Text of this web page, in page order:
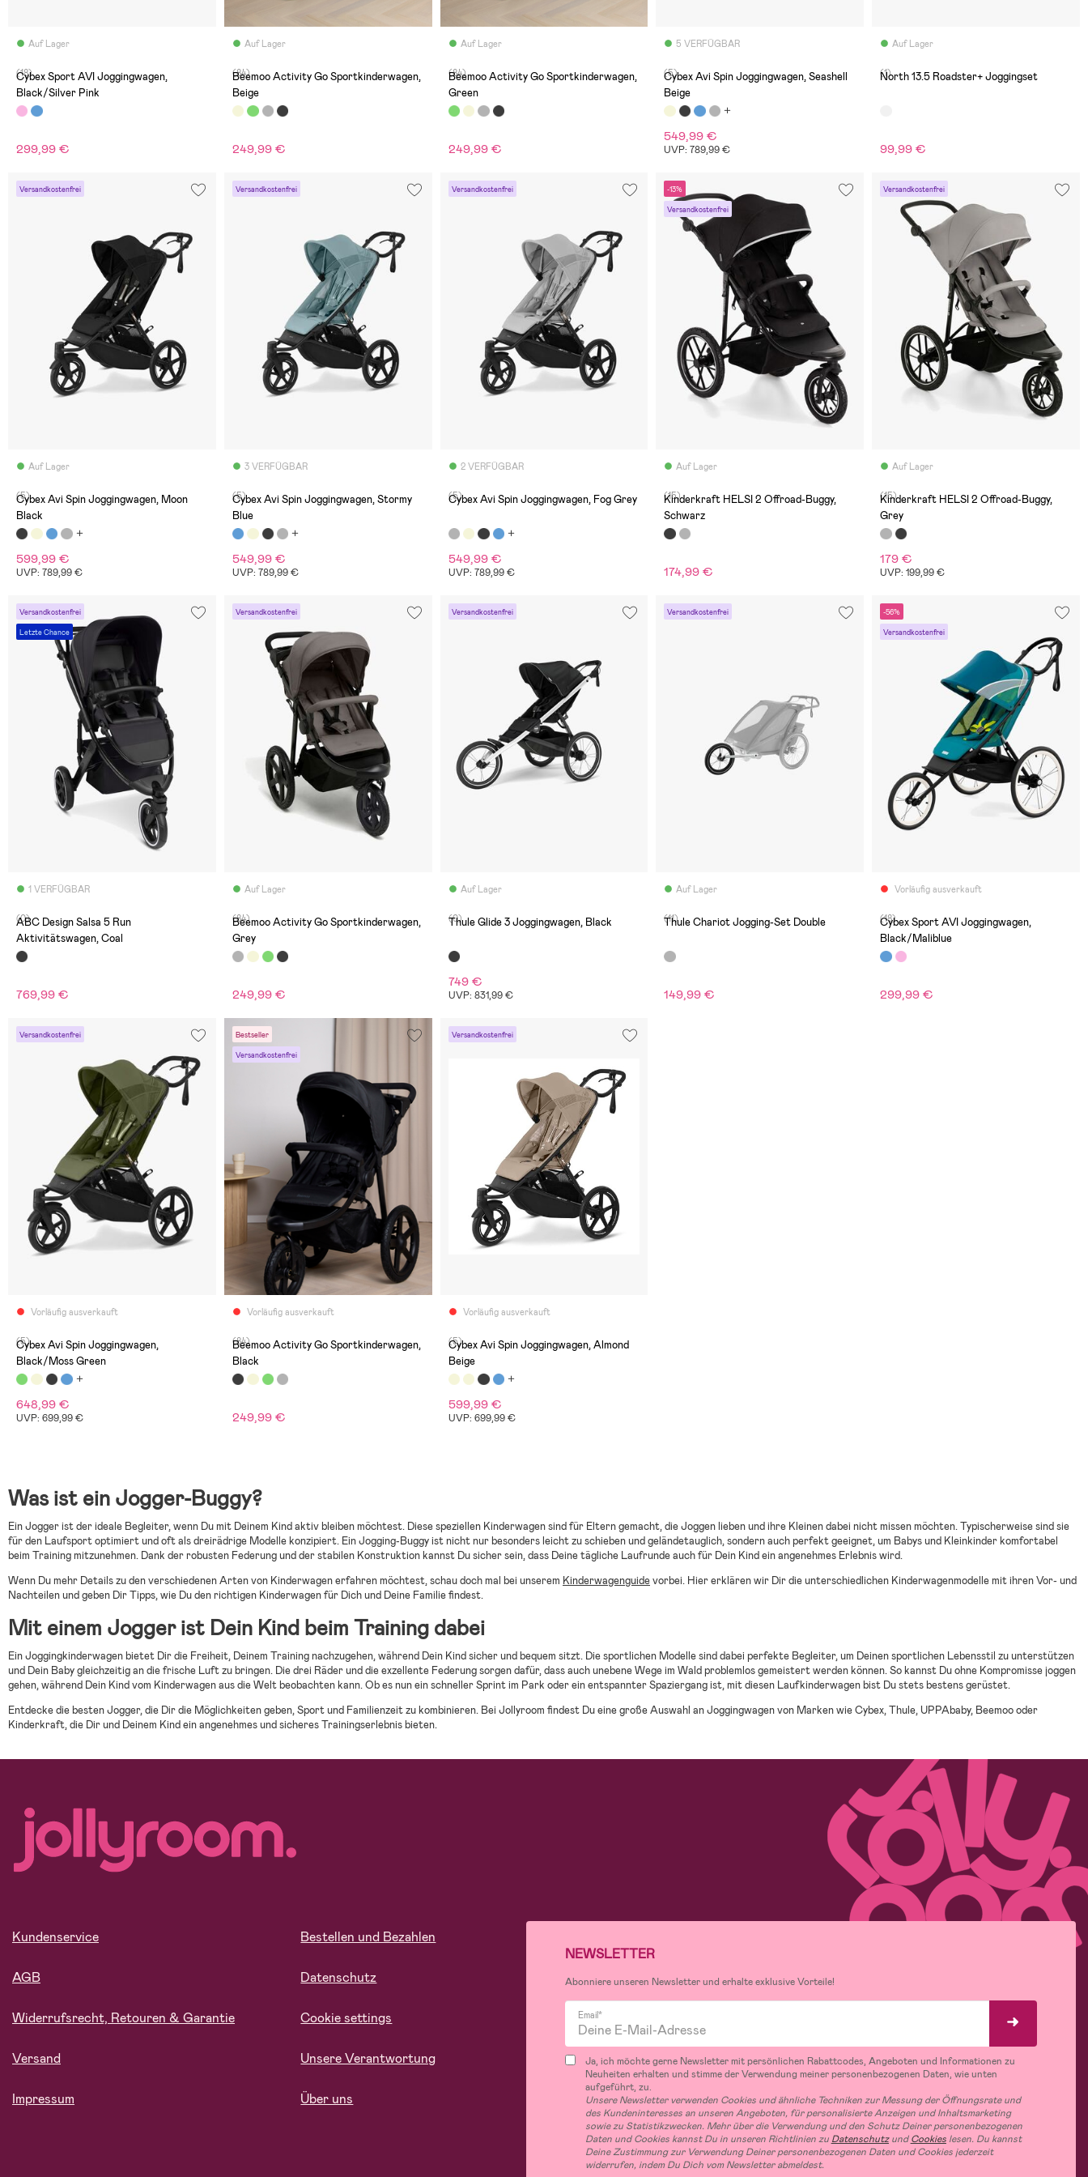
Auf Lager
(18)
Cybex Sport AVI Joggingwagen,
Black/Silver Pink
299,99 €
Auf Lager
(84)
Beemoo Activity Go Sportkinderwagen,
Beige
249,99 €
Auf Lager
(84)
Beemoo Activity Go Sportkinderwagen,
Green
249,99 €
5 VERFÜGBAR
(5)
Cybex Avi Spin Joggingwagen, Seashell
Beige
549,99 €
UVP: 789,99 €
Auf Lager
(1)
North 13.5 Roadster+ Joggingset
99,99 €
Versandkostenfrei
Auf Lager
(5)
Cybex Avi Spin Joggingwagen, Moon
Black
599,99 €
UVP: 789,99 €
Versandkostenfrei
3 VERFÜGBAR
(5)
Cybex Avi Spin Joggingwagen, Stormy
Blue
549,99 €
UVP: 789,99 €
Versandkostenfrei
2 VERFÜGBAR
(5)
Cybex Avi Spin Joggingwagen, Fog Grey
549,99 €
UVP: 789,99 €
-13%
Versandkostenfrei
Auf Lager
(15)
Kinderkraft HELSI 2 Offroad-Buggy,
Schwarz
174,99 €
Versandkostenfrei
Auf Lager
(15)
Kinderkraft HELSI 2 Offroad-Buggy,
Grey
179 €
UVP: 199,99 €
Versandkostenfrei
Letzte Chance
1 VERFÜGBAR
(0)
ABC Design Salsa 5 Run
Aktivitätswagen, Coal
769,99 €
Versandkostenfrei
Auf Lager
(84)
Beemoo Activity Go Sportkinderwagen,
Grey
249,99 €
Versandkostenfrei
Auf Lager
(0)
Thule Glide 3 Joggingwagen, Black
749 €
UVP: 831,99 €
Versandkostenfrei
Auf Lager
(11)
Thule Chariot Jogging-Set Double
149,99 €
-56%
Versandkostenfrei
Vorläufig ausverkauft
(18)
Cybex Sport AVI Joggingwagen,
Black/Maliblue
299,99 €
Versandkostenfrei
Vorläufig ausverkauft
(5)
Cybex Avi Spin Joggingwagen,
Black/Moss Green
648,99 €
UVP: 699,99 €
Bestseller
Versandkostenfrei
Vorläufig ausverkauft
(84)
Beemoo Activity Go Sportkinderwagen,
Black
249,99 €
Versandkostenfrei
Vorläufig ausverkauft
(5)
Cybex Avi Spin Joggingwagen, Almond
Beige
599,99 €
UVP: 699,99 €
Was ist ein Jogger-Buggy?
Ein Jogger ist der ideale Begleiter, wenn Du mit Deinem Kind aktiv bleiben möchtest. Diese speziellen Kinderwagen sind für Eltern gemacht, die Joggen lieben und ihre Kleinen dabei nicht missen möchten. Typischerweise sind sie
für den Laufsport optimiert und oft als dreirädrige Modelle konzipiert. Ein Jogging-Buggy ist nicht nur besonders leicht zu schieben und geländetauglich, sondern auch perfekt geeignet, um Babys und Kleinkinder komfortabel
beim Training mitzunehmen. Dank der robusten Federung und der stabilen Konstruktion kannst Du sicher sein, dass Deine tägliche Laufrunde auch für Dein Kind ein angenehmes Erlebnis wird.
Wenn Du mehr Details zu den verschiedenen Arten von Kinderwagen erfahren möchtest, schau doch mal bei unserem Kinderwagenguidevorbei. Hier erklären wir Dir die unterschiedlichen Kinderwagenmodelle mit ihren Vor- und
Nachteilen und geben Dir Tipps, wie Du den richtigen Kinderwagen für Dich und Deine Familie findest.
Mit einem Jogger ist Dein Kind beim Training dabei
Ein Joggingkinderwagen bietet Dir die Freiheit, Deinem Training nachzugehen, während Dein Kind sicher und bequem sitzt. Die sportlichen Modelle sind dabei perfekte Begleiter, um Deinen sportlichen Lebensstil zu unterstützen
und Dein Baby gleichzeitig an die frische Luft zu bringen. Die drei Räder und die exzellente Federung sorgen dafür, dass auch unebene Wege im Wald problemlos gemeistert werden können. So kannst Du ohne Kompromisse joggen
gehen, während Dein Kind vom Kinderwagen aus die Welt beobachten kann. Ob es nun ein schneller Sprint im Park oder ein entspannter Spaziergang ist, mit diesen Laufkinderwagen bist Du stets bestens gerüstet.
Entdecke die besten Jogger, die Dir die Möglichkeiten geben, Sport und Familienzeit zu kombinieren. Bei Jollyroom findest Du eine große Auswahl an Joggingwagen von Marken wie Cybex, Thule, UPPAbaby, Beemoo oder
Kinderkraft, die Dir und Deinem Kind ein angenehmes und sicheres Trainingserlebnis bieten.
Kundenservice
AGB
Widerrufsrecht, Retouren & Garantie
Versand
Impressum
Bestellen und Bezahlen
Datenschutz
Cookie settings
Unsere Verantwortung
Über uns
NEWSLETTER
Abonniere unseren Newsletter und erhalte exklusive Vorteile!
Email*
Ja, ich möchte gerne Newsletter mit persönlichen Rabattcodes, Angeboten und Informationen zu
Neuheiten erhalten und stimme der Verwendung meiner personenbezogenen Daten, wie unten
aufgeführt, zu.
Unsere Newsletter verwenden Cookies und ähnliche Techniken zur Messung der Öffnungsrate und
des Kundeninteresses an unseren Angeboten, für personalisierte Anzeigen und Inhaltsmarketing
sowie zu Statistikzwecken. Mehr über die Verwendung und den Schutz Deiner personenbezogenen
Daten und Cookies kannst Du in unseren Richtlinien zu DatenschutzundCookieslesen. Du kannst
Deine Zustimmung zur Verwendung Deiner personenbezogenen Daten und Cookies jederzeit
widerrufen, indem Du Dich vom Newsletter abmeldest.